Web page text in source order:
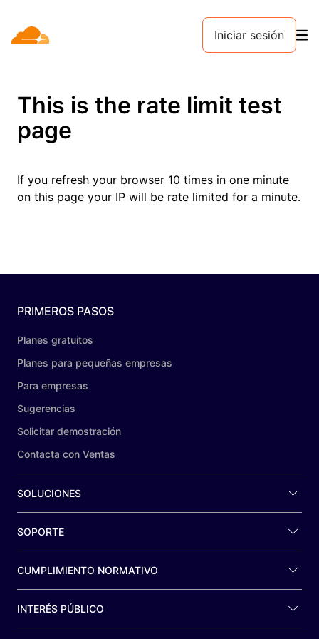
Iniciar sesión
This is the rate limit test
page
If you refresh your browser 10 times in one minute
on this page your IP will be rate limited for a minute.
PRIMEROS PASOS
Planes gratuitos
Planes para pequeñas empresas
Para empresas
Sugerencias
Solicitar demostración
Contacta con Ventas
SOLUCIONES
SOPORTE
CUMPLIMIENTO NORMATIVO
INTERÉS PÚBLICO